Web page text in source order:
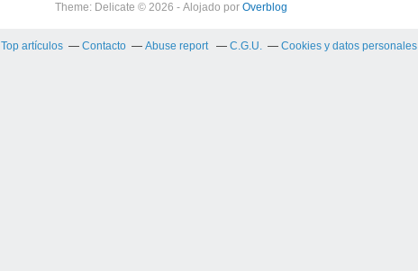
Theme: Delicate © 2026 - Alojado por Overblog
Top artículos Contacto Abuse report C.G.U. Cookies y datos personales